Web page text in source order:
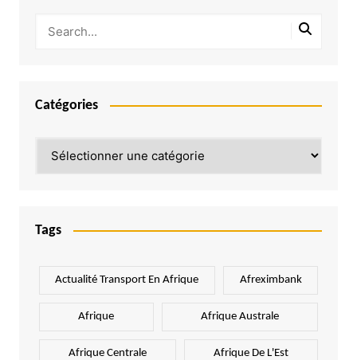
Catégories
Tags
Actualité Transport En Afrique Afreximbank
Afrique Afrique Australe
Afrique Centrale Afrique De L'Est